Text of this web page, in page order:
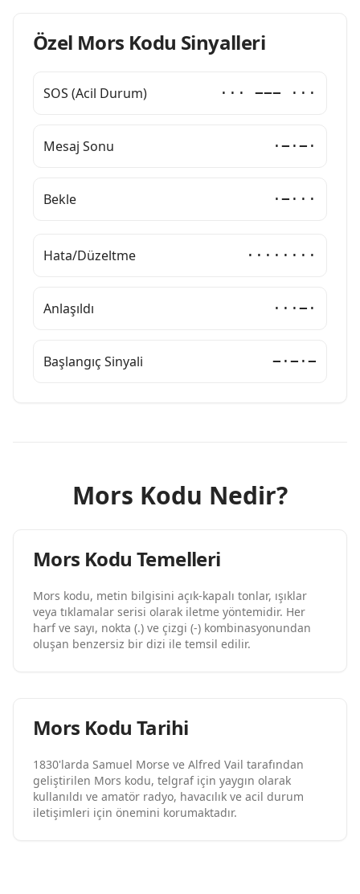
Özel Mors Kodu Sinyalleri
SOS (Acil Durum) ··· −−− ···
Mesaj Sonu ·−·−·
Bekle ·−···
Hata/Düzeltme ········
Anlaşıldı ···−·
Başlangıç Sinyali −·−·−
Mors Kodu Nedir?
Mors Kodu Temelleri
Mors kodu, metin bilgisini açık-kapalı tonlar, ışıklar
veya tıklamalar serisi olarak iletme yöntemidir. Her
harf ve sayı, nokta (.) ve çizgi (-) kombinasyonundan
oluşan benzersiz bir dizi ile temsil edilir.
Mors Kodu Tarihi
1830'larda Samuel Morse ve Alfred Vail tarafından
geliştirilen Mors kodu, telgraf için yaygın olarak
kullanıldı ve amatör radyo, havacılık ve acil durum
iletişimleri için önemini korumaktadır.